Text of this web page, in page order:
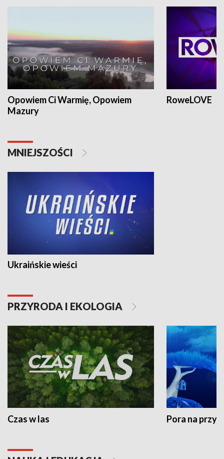
Opowiem Ci Warmię, Opowiem
Mazury
RoweLOVE
MNIEJSZOŚCI
Ukraińskie wieści
PRZYRODA I EKOLOGIA
Czas w las Pora na